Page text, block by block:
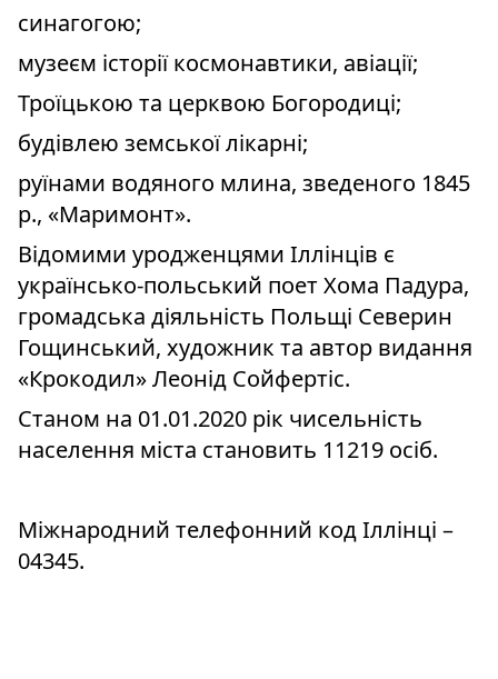
синагогою;
музеєм історії космонавтики, авіації;
Троїцькою та церквою Богородиці;
будівлею земської лікарні;
руїнами водяного млина, зведеного 1845
р., «Маримонт».
Відомими уродженцями Іллінців є
українсько-польський поет Хома Падура,
громадська діяльність Польщі Северин
Гощинський, художник та автор видання
«Крокодил» Леонід Сойфертіс.
Станом на 01.01.2020 рік чисельність
населення міста становить 11219 осіб.
Міжнародний телефонний код Іллінці –
04345.